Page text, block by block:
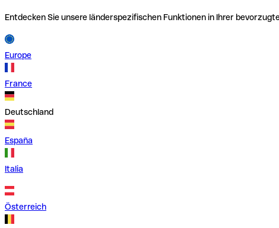
Entdecken Sie unsere länderspezifischen Funktionen in Ihrer
Europe
France
Deutschland
España
Italia
Österreich